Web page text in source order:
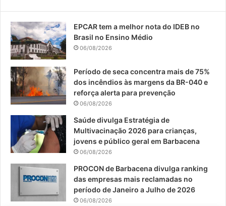
b
o
o
k
u
e
a
r
a
EPCAR tem a melhor nota do IDEB no
Brasil no Ensino Médio
06/08/2026
Período de seca concentra mais de 75%
dos incêndios às margens da BR-040 e
reforça alerta para prevenção
06/08/2026
Saúde divulga Estratégia de
Multivacinação 2026 para crianças,
jovens e público geral em Barbacena
06/08/2026
PROCON de Barbacena divulga ranking
das empresas mais reclamadas no
período de Janeiro a Julho de 2026
06/08/2026